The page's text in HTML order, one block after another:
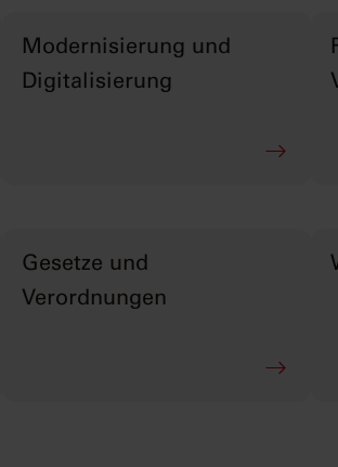
Modernisierung und
Digitalisierung
Gesetze und
Verordnungen